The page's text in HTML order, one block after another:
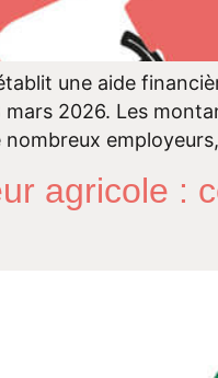
une aide
2026. Les
nombreux
agricole :